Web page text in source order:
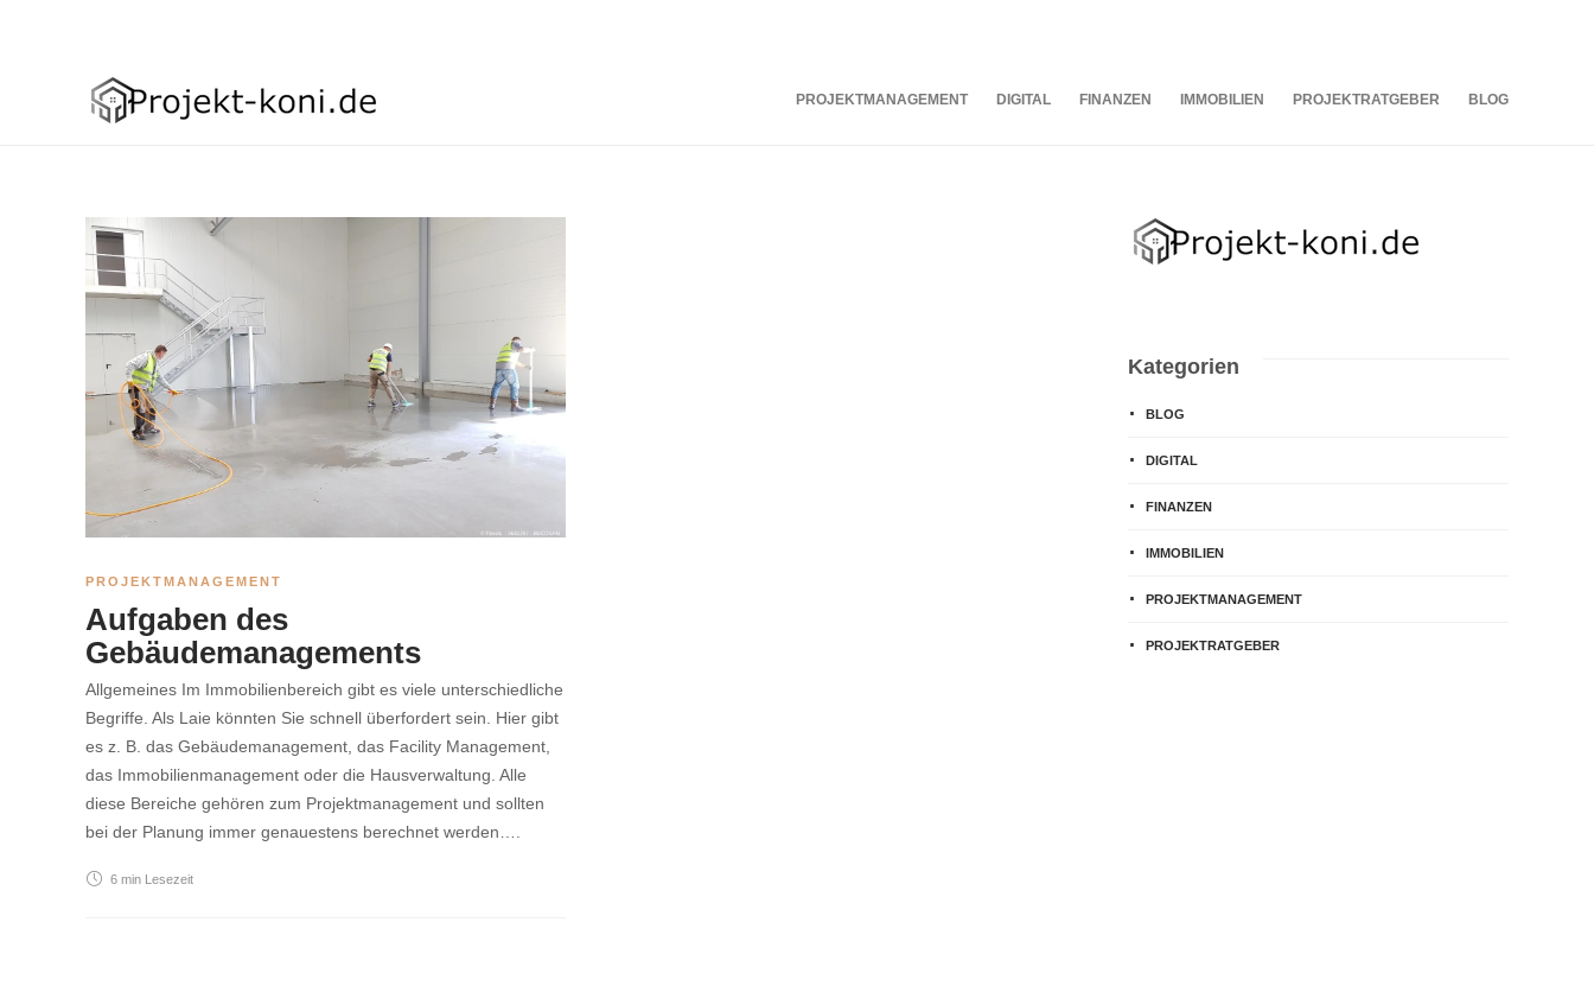
PROJEKTMANAGEMENT DIGITAL FINANZEN IMMOBILIEN PROJEKTRATGEBER BLOG
PROJEKTMANAGEMENT
Aufgaben des
Gebäudemanagements
Allgemeines Im Immobilienbereich gibt es viele unterschiedliche
Begriffe. Als Laie könnten Sie schnell überfordert sein. Hier gibt
es z. B. das Gebäudemanagement, das Facility Management,
das Immobilienmanagement oder die Hausverwaltung. Alle
diese Bereiche gehören zum Projektmanagement und sollten
bei der Planung immer genauestens berechnet werden….
6 min Lesezeit
Kategorien
BLOG
DIGITAL
FINANZEN
IMMOBILIEN
PROJEKTMANAGEMENT
PROJEKTRATGEBER